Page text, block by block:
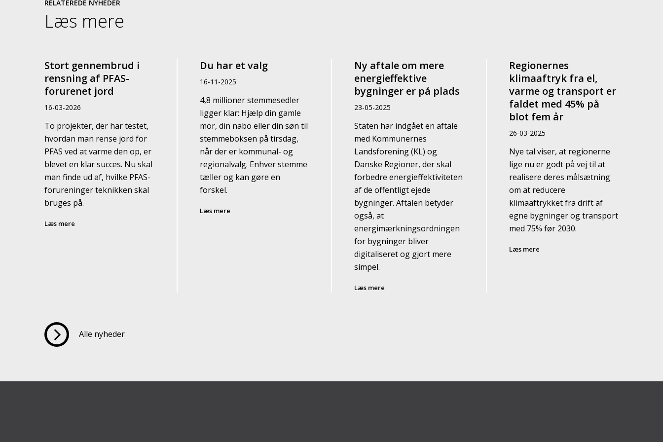
RELATEREDE NYHEDER
Læs mere
Stort gennembrud i
rensning af PFAS-
forurenet jord
16-03-2026
To projekter, der har testet,
hvordan man rense jord for
PFAS ved at varme den op, er
blevet en klar succes. Nu skal
man finde ud af, hvilke PFAS-
forureninger teknikken skal
bruges på.
Læs mere
Du har et valg
16-11-2025
4,8 millioner stemmesedler
ligger klar: Hjælp din gamle
mor, din nabo eller din søn til
stemmeboksen på tirsdag,
når der er kommunal- og
regionalvalg. Enhver stemme
tæller og kan gøre en
forskel.
Læs mere
Ny aftale om mere
energieffektive
bygninger er på plads
23-05-2025
Staten har indgået en aftale
med Kommunernes
Landsforening (KL) og
Danske Regioner, der skal
forbedre energieffektiviteten
af de offentligt ejede
bygninger. Aftalen betyder
også, at
energimærkningsordningen
for bygninger bliver
digitaliseret og gjort mere
simpel.
Læs mere
Regionernes
klimaaftryk fra el,
varme og transport er
faldet med 45% på
blot fem år
26-03-2025
Nye tal viser, at regionerne
lige nu er godt på vej til at
realisere deres målsætning
om at reducere
klimaaftrykket fra drift af
egne bygninger og transport
med 75% før 2030.
Læs mere
Alle nyheder